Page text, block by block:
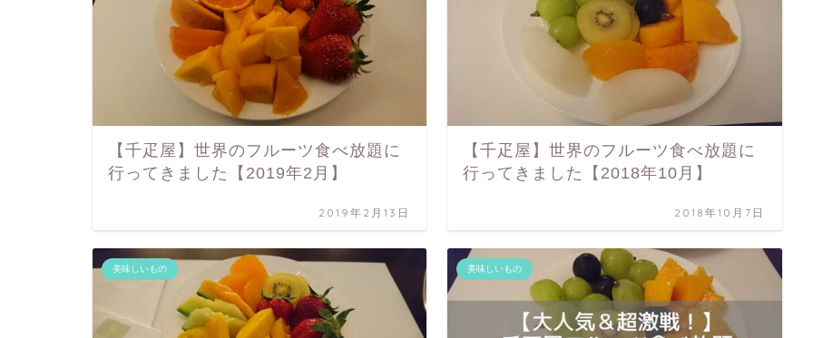
【千疋屋】世界のフルーツ食べ放題に
行ってきました【2019年2月】
2019年2月13日
【千疋屋】世界のフルーツ食べ放題に
行ってきました【2018年10月】
2018年10月7日
美味しいもの 美味しいもの